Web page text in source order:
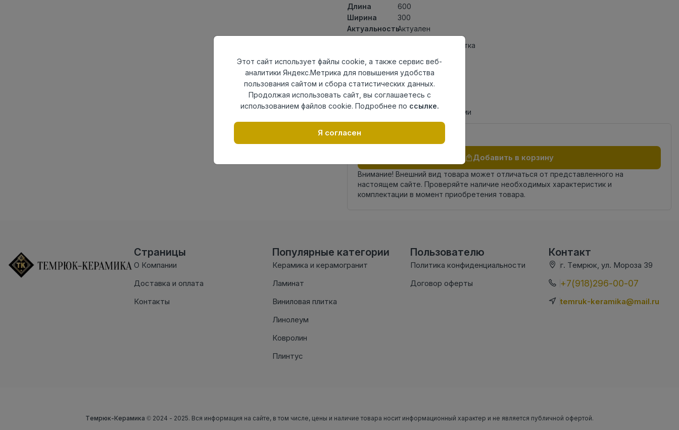
Длина
600
Ширина
300
АктуальностьАктуален
Керамическая Плитка
Толщина
8,5
Поверхность глянцевая
Страна
происхождения
Киргизия
Номер
Книга с коллекциями
Добавить в корзину
Внимание! Внешний вид товара может отличаться от представленного на
настоящем сайте. Проверяйте наличие необходимых характеристик и
комплектации в момент приобретения товара.
Страницы
О Компании
Доставка и оплата
Контакты
Популярные категории
Керамика и керамогранит
Ламинат
Виниловая плитка
Линолеум
Ковролин
Плинтус
Пользователю
Политика конфиденциальности
Договор оферты
Контакт
г. Темрюк, ул. Мороза 39
+7(918)296-00-07
temruk-keramika@mail.ru
Темрюк-Керамика © 2024 - 2025. Вся информация на сайте, в том числе, цены и наличие товара носит информационный характер и не является публичной офертой.
Этот сайт использует файлы cookie, а также сервис веб-
аналитики Яндекс.Метрика для повышения удобства
пользования сайтом и сбора статистических данных.
Продолжая использовать сайт, вы соглашаетесь с
использованием файлов cookie. Подробнее по ссылке.
Я согласен